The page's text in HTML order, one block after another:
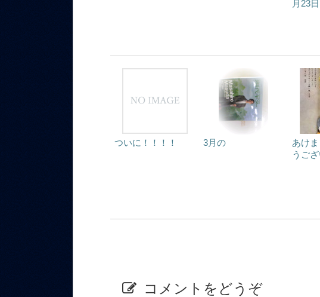
月23日
ついに！！！！ 3月の
あけ
うご
コメントをどうぞ